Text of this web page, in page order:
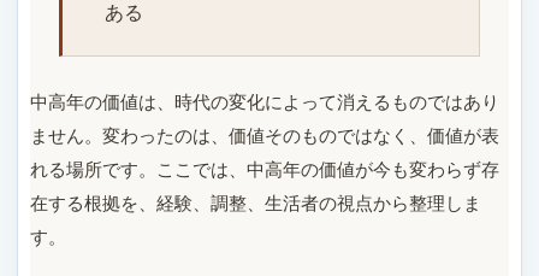
ある
中高年の価値は、時代の変化によって消えるものではあり
ません。変わったのは、価値そのものではなく、価値が表
れる場所です。ここでは、中高年の価値が今も変わらず存
在する根拠を、経験、調整、生活者の視点から整理しま
す。